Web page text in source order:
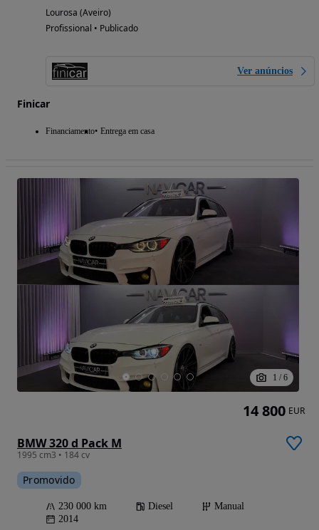
Lourosa (Aveiro)
Profissional • Publicado
Ver anúncios
Finicar
Financiamento Entrega em casa
1 / 6
BMW 320 d Pack M
1995 cm3 • 184 cv
Promovido
230 000 km Diesel
Manual
2014
14 800 EUR